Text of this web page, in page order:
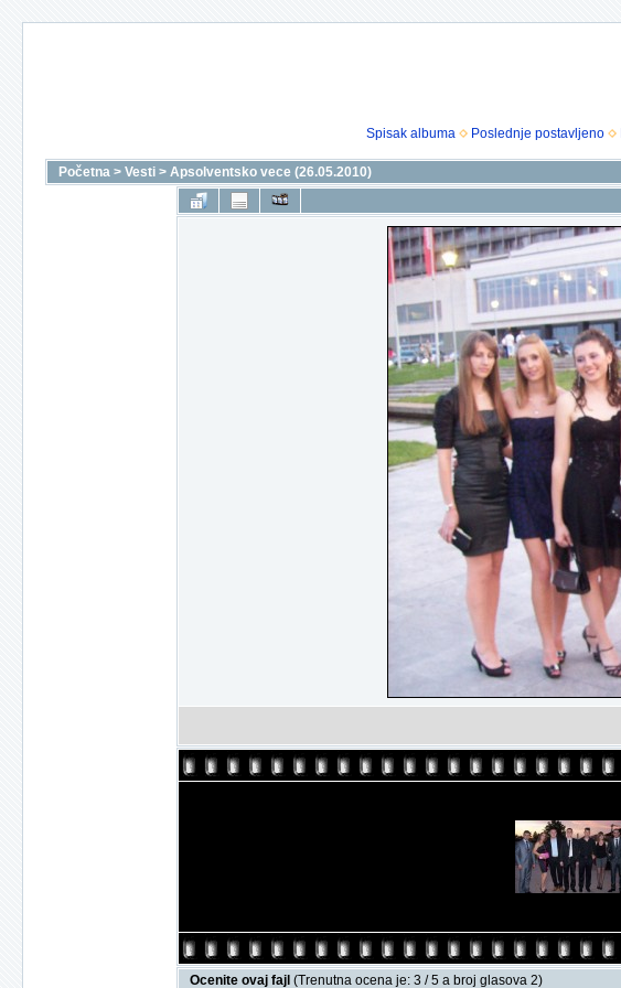
Spisak albuma
Poslednje postavljeno
Početna > Vesti > Apsolventsko vece (26.05.2010)
Ocenite ovaj fajl (Trenutna ocena je: 3 / 5 a broj glasova 2)